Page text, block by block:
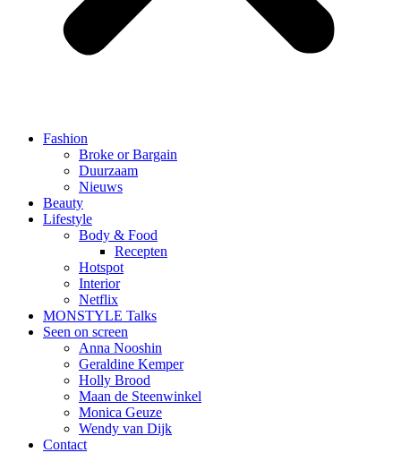
Fashion
Broke or Bargain
Duurzaam
Nieuws
Beauty
Lifestyle
Body & Food
Recepten
Hotspot
Interior
Netflix
MONSTYLE Talks
Seen on screen
Anna Nooshin
Geraldine Kemper
Holly Brood
Maan de Steenwinkel
Monica Geuze
Wendy van Dijk
Contact